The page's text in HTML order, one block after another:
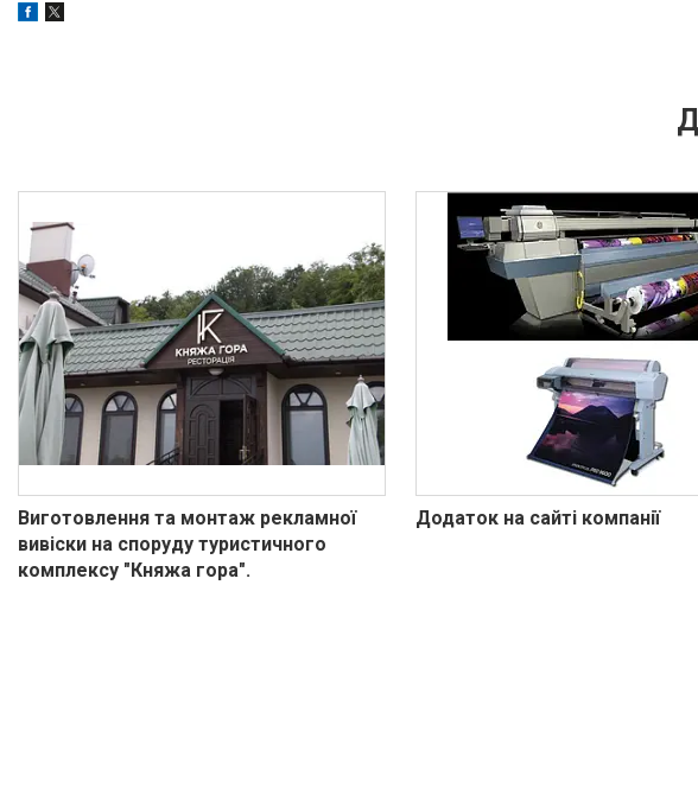
Виготовлення та монтаж рекламної
вивіски на споруду туристичного
комплексу "Княжа гора".
Додаток на сайті компанії